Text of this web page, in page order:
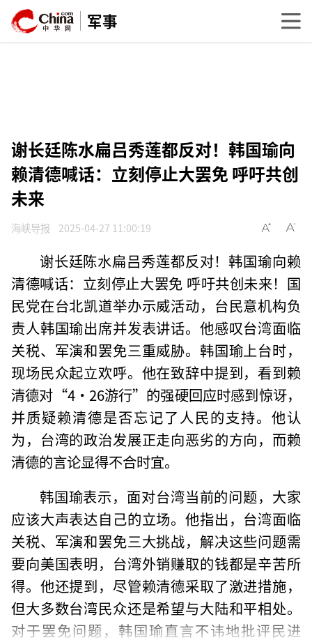
军事
谢长廷陈水扁吕秀莲都反对！韩国瑜向
赖清德喊话：立刻停止大罢免 呼吁共创
未来
海峡导报 2025-04-27 11:00:19
谢长廷陈水扁吕秀莲都反对！韩国瑜向赖
清德喊话：立刻停止大罢免 呼吁共创未来！国
民党在台北凯道举办示威活动，台民意机构负
责人韩国瑜出席并发表讲话。他感叹台湾面临
关税、军演和罢免三重威胁。韩国瑜上台时，
现场民众起立欢呼。他在致辞中提到，看到赖
清德对“4·26游行”的强硬回应时感到惊讶，
并质疑赖清德是否忘记了人民的支持。他认
为，台湾的政治发展正走向恶劣的方向，而赖
清德的言论显得不合时宜。
韩国瑜表示，面对台湾当前的问题，大家
应该大声表达自己的立场。他指出，台湾面临
关税、军演和罢免三大挑战，解决这些问题需
要向美国表明，台湾外销赚取的钱都是辛苦所
得。他还提到，尽管赖清德采取了激进措施，
但大多数台湾民众还是希望与大陆和平相处。
对于罢免问题，韩国瑜直言不讳地批评民进